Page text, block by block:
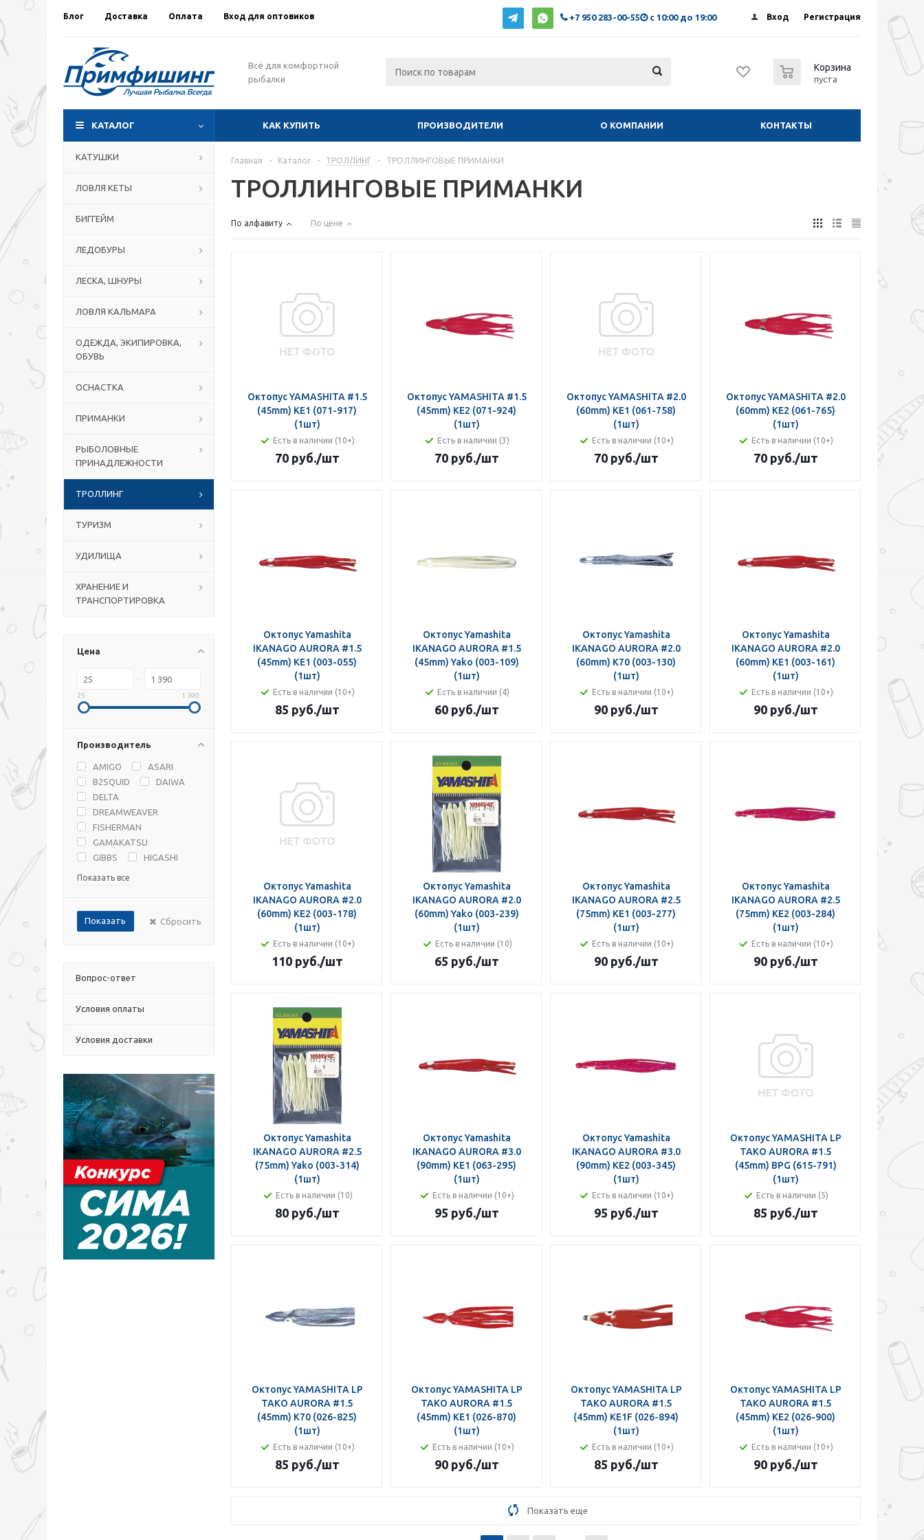
Блог Доставка Оплата Вход для оптовиков Вход Регистрация
+7 950 283-00-55 с 10:00 до 19:00
Всё для комфортной
рыбалки
Корзина
пуста
КАТАЛОГ КАК КУПИТЬ ПРОИЗВОДИТЕЛИ О КОМПАНИИ КОНТАКТЫ
КАТУШКИ
ЛОВЛЯ КЕТЫ
БИГГЕЙМ
ЛЕДОБУРЫ
ЛЕСКА, ШНУРЫ
ЛОВЛЯ КАЛЬМАРА
ОДЕЖДА, ЭКИПИРОВКА,
ОБУВЬ
ОСНАСТКА
ПРИМАНКИ
РЫБОЛОВНЫЕ
ПРИНАДЛЕЖНОСТИ
ТРОЛЛИНГ
ТУРИЗМ
УДИЛИЩА
ХРАНЕНИЕ И
ТРАНСПОРТИРОВКА
Цена
25 1 390
Производитель
AMIGO
ASARI
B2SQUID
DAIWA
DELTA
DREAMWEAVER
FISHERMAN
GAMAKATSU
GIBBS
HIGASHI
Показать все
Сбросить
Вопрос-ответ
Условия оплаты
Условия доставки
Главная - Каталог - ТРОЛЛИНГ - ТРОЛЛИНГОВЫЕ ПРИМАНКИ
ТРОЛЛИНГОВЫЕ ПРИМАНКИ
По алфавиту По цене
Октопус YAMASHITA #1.5
(45mm) KE1 (071-917)
(1шт)
Есть в наличии (10+)
70 руб./шт
Октопус YAMASHITA #1.5
(45mm) KE2 (071-924)
(1шт)
Есть в наличии (3)
70 руб./шт
Октопус YAMASHITA #2.0
(60mm) KE1 (061-758)
(1шт)
Есть в наличии (10+)
70 руб./шт
Октопус YAMASHITA #2.0
(60mm) KE2 (061-765)
(1шт)
Есть в наличии (10+)
70 руб./шт
Октопус Yamashita
IKANAGO AURORA #1.5
(45mm) KE1 (003-055)
(1шт)
Есть в наличии (10+)
85 руб./шт
Октопус Yamashita
IKANAGO AURORA #1.5
(45mm) Yako (003-109)
(1шт)
Есть в наличии (4)
60 руб./шт
Октопус Yamashita
IKANAGO AURORA #2.0
(60mm) K70 (003-130)
(1шт)
Есть в наличии (10+)
90 руб./шт
Октопус Yamashita
IKANAGO AURORA #2.0
(60mm) KE1 (003-161)
(1шт)
Есть в наличии (10+)
90 руб./шт
Октопус Yamashita
IKANAGO AURORA #2.0
(60mm) KE2 (003-178)
(1шт)
Есть в наличии (10+)
110 руб./шт
Октопус Yamashita
IKANAGO AURORA #2.0
(60mm) Yako (003-239)
(1шт)
Есть в наличии (10)
65 руб./шт
Октопус Yamashita
IKANAGO AURORA #2.5
(75mm) KE1 (003-277)
(1шт)
Есть в наличии (10+)
90 руб./шт
Октопус Yamashita
IKANAGO AURORA #2.5
(75mm) KE2 (003-284)
(1шт)
Есть в наличии (10+)
90 руб./шт
Октопус Yamashita
IKANAGO AURORA #2.5
(75mm) Yako (003-314)
(1шт)
Есть в наличии (10)
80 руб./шт
Октопус Yamashita
IKANAGO AURORA #3.0
(90mm) KE1 (063-295)
(1шт)
Есть в наличии (10+)
95 руб./шт
Октопус Yamashita
IKANAGO AURORA #3.0
(90mm) KE2 (003-345)
(1шт)
Есть в наличии (10+)
95 руб./шт
Октопус YAMASHITA LP
TAKO AURORA #1.5
(45mm) BPG (615-791)
(1шт)
Есть в наличии (5)
85 руб./шт
Октопус YAMASHITA LP
TAKO AURORA #1.5
(45mm) K70 (026-825)
(1шт)
Есть в наличии (10+)
85 руб./шт
Октопус YAMASHITA LP
TAKO AURORA #1.5
(45mm) KE1 (026-870)
(1шт)
Есть в наличии (10+)
90 руб./шт
Октопус YAMASHITA LP
TAKO AURORA #1.5
(45mm) KE1F (026-894)
(1шт)
Есть в наличии (10+)
85 руб./шт
Октопус YAMASHITA LP
TAKO AURORA #1.5
(45mm) KE2 (026-900)
(1шт)
Есть в наличии (10+)
90 руб./шт
Показать еще